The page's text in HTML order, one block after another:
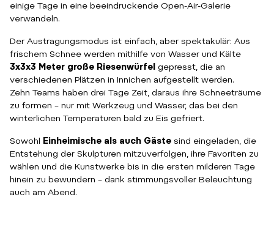
einige Tage in eine beeindruckende Open-Air-Galerie
verwandeln.
Der Austragungsmodus ist einfach, aber spektakulär: Aus
frischem Schnee werden mithilfe von Wasser und Kälte
3x3x3 Meter große Riesenwürfel gepresst, die an
verschiedenen Plätzen in Innichen aufgestellt werden.
Zehn Teams haben drei Tage Zeit, daraus ihre Schneeträume
zu formen – nur mit Werkzeug und Wasser, das bei den
winterlichen Temperaturen bald zu Eis gefriert.
Sowohl Einheimische als auch Gäste sind eingeladen, die
Entstehung der Skulpturen mitzuverfolgen, ihre Favoriten zu
wählen und die Kunstwerke bis in die ersten milderen Tage
hinein zu bewundern – dank stimmungsvoller Beleuchtung
auch am Abend.